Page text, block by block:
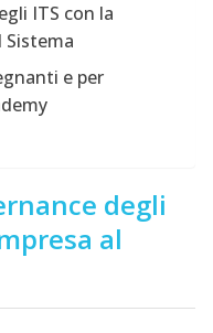
ITS con la
Sistema
e per
degli
al